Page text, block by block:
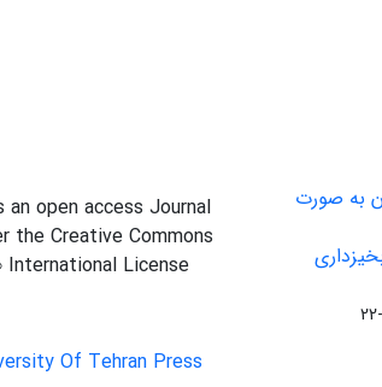
به صورت
an open access Journal
the Creative Commons
License
Of Tehran Press